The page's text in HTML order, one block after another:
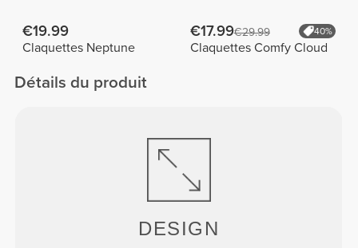
€19.99
Claquettes Neptune
€17.99€29.99 40%
Claquettes Comfy Cloud
Détails du produit
DESIGN